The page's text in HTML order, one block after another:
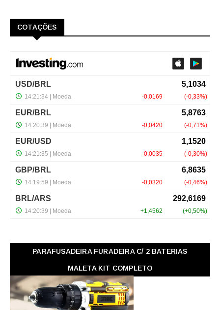
COTAÇÕES
PARAFUSADEIRA FURADEIRA C/ 2 BATERIAS
MALETA KIT COMPLETO